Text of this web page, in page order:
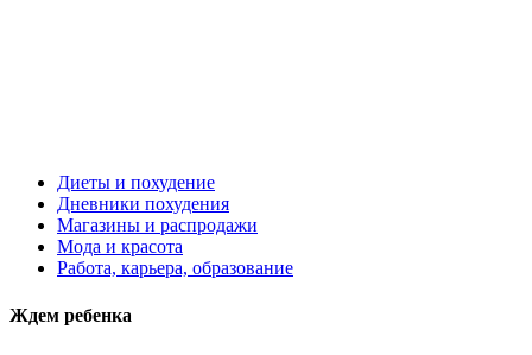
Диеты и похудение
Дневники похудения
Магазины и распродажи
Мода и красота
Работа, карьера, образование
Ждем ребенка